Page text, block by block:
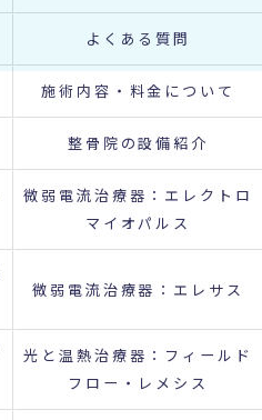
よくある質問
施術内容・料金について
整骨院の設備紹介
微弱電流治療器：エレクトロ
マイオパルス
微弱電流治療器：エレサス
光と温熱治療器：フィールド
フロー・レメシス